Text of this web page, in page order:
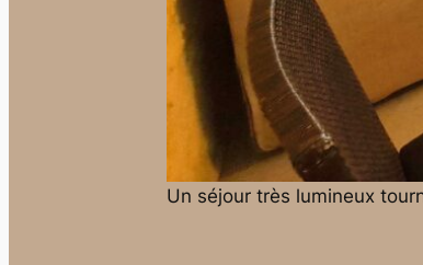
Un séjour très lumineux